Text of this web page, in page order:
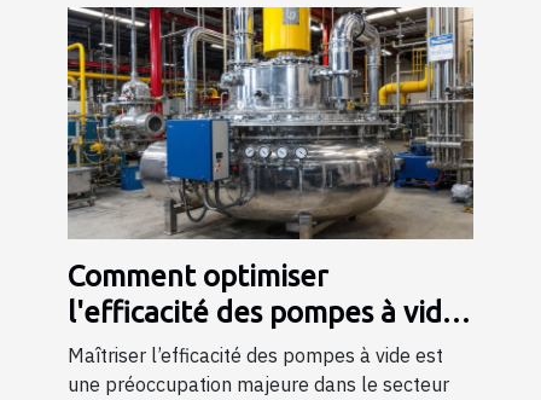
Comment optimiser
l'efficacité des pompes à vide
dans l'industrie ?
Maîtriser l’efficacité des pompes à vide est
une préoccupation majeure dans le secteur